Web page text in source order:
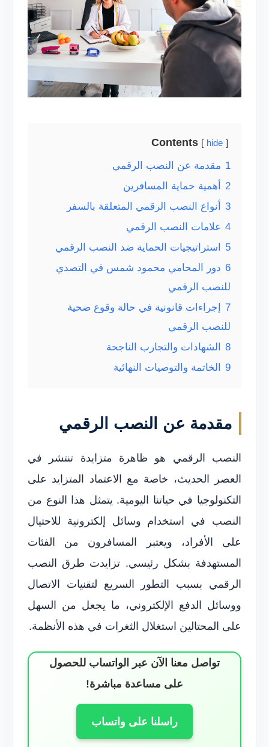
Contents hide
1 مقدمة عن النصب الرقمي
2
أهمية حماية المسافرين
3
أنواع النصب الرقمي المتعلقة بالسفر
4 علامات النصب الرقمي
5
استراتيجيات الحماية ضد النصب الرقمي
6 دور المحامي محمود شمس في التصدي
للنصب الرقمي
7
إجراءات قانونية في حالة وقوع ضحية
للنصب الرقمي
8
الشهادات والتجارب الناجحة
9
الخاتمة والتوصيات النهائية
مقدمة عن النصب الرقمي
النصب الرقمي هو ظاهرة متزايدة تنتشر في
العصر الحديث، خاصة مع الاعتماد المتزايد على
التكنولوجيا في حياتنا اليومية. يتمثل هذا النوع من
النصب في استخدام وسائل إلكترونية للاحتيال
على الأفراد، ويعتبر المسافرون من الفئات
المستهدفة بشكل رئيسي. تزايدت طرق النصب
الرقمي بسبب التطور السريع لتقنيات الاتصال
ووسائل الدفع الإلكتروني، ما يجعل من السهل
على المحتالين استغلال الثغرات في هذه الأنظمة.
تواصل معنا الآن عبر الواتساب للحصول
على مساعدة مباشرة!
راسلنا على واتساب